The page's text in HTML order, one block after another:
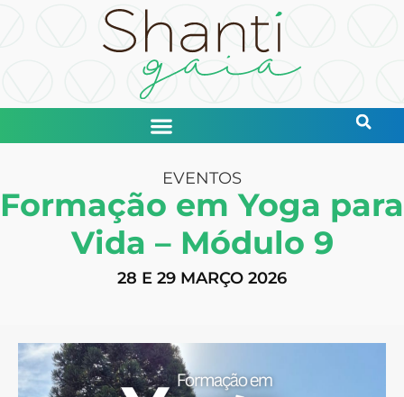
EVENTOS
Formação em Yoga para
Vida – Módulo 9
28 E 29 MARÇO 2026